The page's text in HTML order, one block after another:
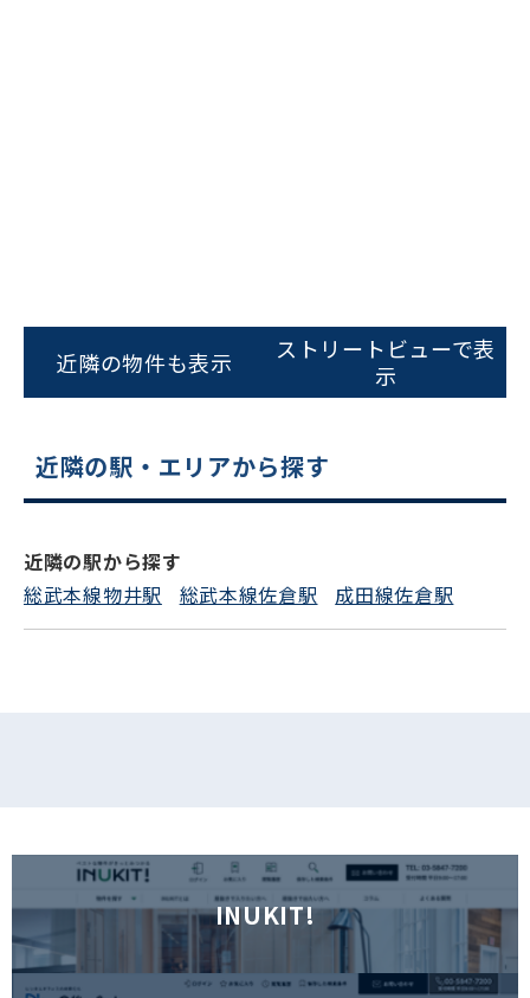
スムーズにご案内できます
0120-620-213
近隣の物件も表示
ストリートビューで表
示
近隣の駅・エリアから探す
近隣の駅から探す
総武本線物井駅
総武本線佐倉駅 成田線佐倉駅
INUKIT!